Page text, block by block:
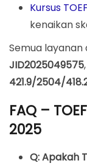
Kursus
kenaikan
Semua layanan
JID2025049575,
421.9/2504/
FAQ –
2025
Q: Apakah